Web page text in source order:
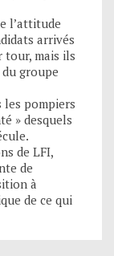
l’attitude
arrivés
tour, mais ils
groupe
les pompiers
» desquels
de LFI,
de
à
de ce qui